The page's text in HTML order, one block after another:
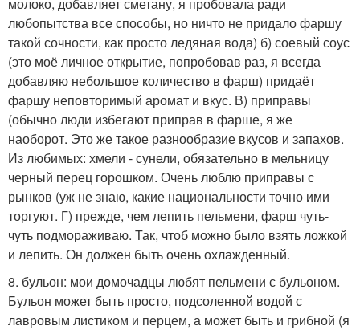
любопытства все способы, но ничто не придало фаршу
такой сочности, как просто ледяная вода) б) соевый соус
(это моё личное открытие, попробовав раз, я всегда
добавляю небольшое количество в фарш) придаёт
фаршу неповторимый аромат и вкус. В) приправы
(обычно люди избегают приправ в фарше, я же
наоборот. Это же такое разнообразие вкусов и запахов.
Из любимых: хмели - сунели, обязательно в мельницу
черный перец горошком. Очень люблю приправы с
рынков (уж не знаю, какие национальности точно ими
торгуют. Г) прежде, чем лепить пельмени, фарш чуть-
чуть подмораживаю. Так, чтоб можно было взять ложкой
и лепить. Он должен быть очень охлажденный.
8. бульон: мои домочадцы любят пельмени с бульоном.
Бульон может быть просто, подсоленной водой с
лавровым листиком и перцем, а может быть и грибной (я